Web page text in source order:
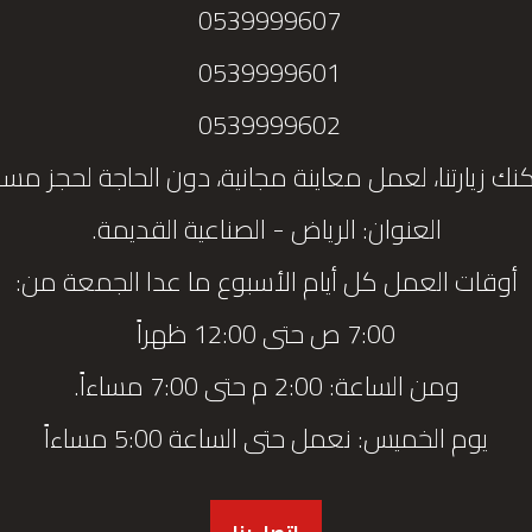
0539999607
0539999601
0539999602
زيارتنا، لعمل معاينة مجانية، دون الحاجة لحجز
العنوان: الرياض - الصناعية القديمة.
أوقات العمل كل أيام الأسبوع ما عدا الجمعة من:
7:00 ص حتى 12:00 ظهراً
ومن الساعة: 2:00 م حتى 7:00 مساءاً.
يوم الخميس: نعمل حتى الساعة 5:00 مساءاً